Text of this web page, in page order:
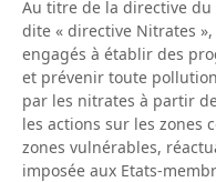
Au titre de la directive du
dite « directive Nitrates
engagés à établir des
et prévenir toute
par les nitrates à partir
les actions sur les zones
zones vulnérables,
imposée aux Etats-